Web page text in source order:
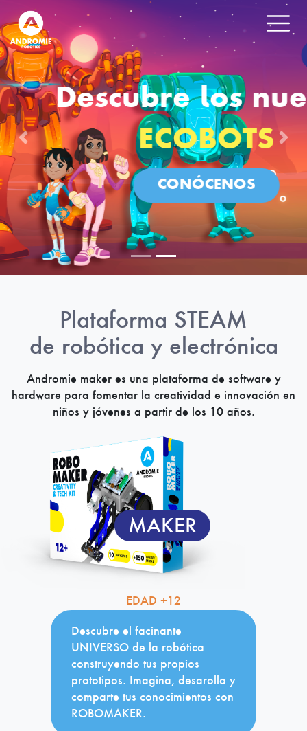
Descubre los nuevos
ECOBOTS
CONÓCENOS
Previous
Plataforma STEAM
de robótica y electrónica
Andromie maker es una plataforma de software y
hardware para fomentar la creatividad e innovación en
niños y jóvenes a partir de los 10 años.
MAKER
EDAD +12
Descubre el facinante
UNIVERSO de la robótica
construyendo tus propios
prototipos. Imagina, desarolla y
comparte tus conocimientos con
ROBOMAKER.